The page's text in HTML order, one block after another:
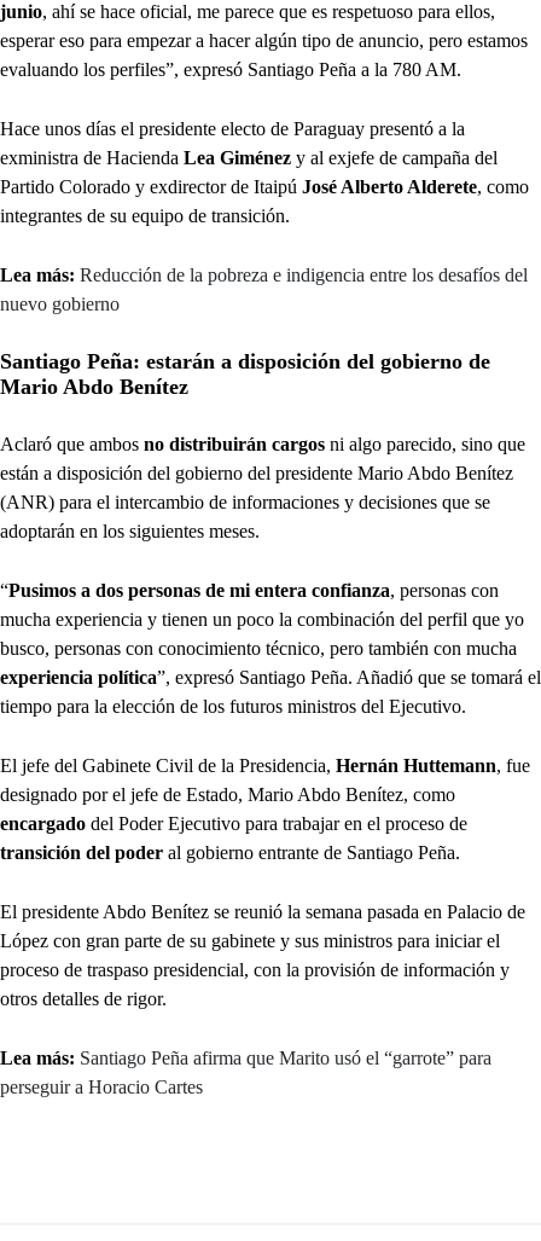
junio, ahí se hace oficial, me parece que es respetuoso para ellos,
esperar eso para empezar a hacer algún tipo de anuncio, pero estamos
evaluando los perfiles”, expresó Santiago Peña a la 780 AM.
Hace unos días el presidente electo de Paraguay presentó a la
exministra de Hacienda Lea Giménez y al exjefe de campaña del
Partido Colorado y exdirector de Itaipú José Alberto Alderete, como
integrantes de su equipo de transición.
Lea más: Reducción de la pobreza e indigencia entre los desafíos del
nuevo gobierno
Santiago Peña: estarán a disposición del gobierno de
Mario Abdo Benítez
Aclaró que ambos no distribuirán cargos ni algo parecido, sino que
están a disposición del gobierno del presidente Mario Abdo Benítez
(ANR) para el intercambio de informaciones y decisiones que se
adoptarán en los siguientes meses.
“Pusimos a dos personas de mi entera confianza, personas con
mucha experiencia y tienen un poco la combinación del perfil que yo
busco, personas con conocimiento técnico, pero también con mucha
experiencia política”, expresó Santiago Peña. Añadió que se tomará el
tiempo para la elección de los futuros ministros del Ejecutivo.
El jefe del Gabinete Civil de la Presidencia, Hernán Huttemann, fue
designado por el jefe de Estado, Mario Abdo Benítez, como
encargado del Poder Ejecutivo para trabajar en el proceso de
transición del poder al gobierno entrante de Santiago Peña.
El presidente Abdo Benítez se reunió la semana pasada en Palacio de
López con gran parte de su gabinete y sus ministros para iniciar el
proceso de traspaso presidencial, con la provisión de información y
otros detalles de rigor.
Lea más: Santiago Peña afirma que Marito usó el “garrote” para
perseguir a Horacio Cartes